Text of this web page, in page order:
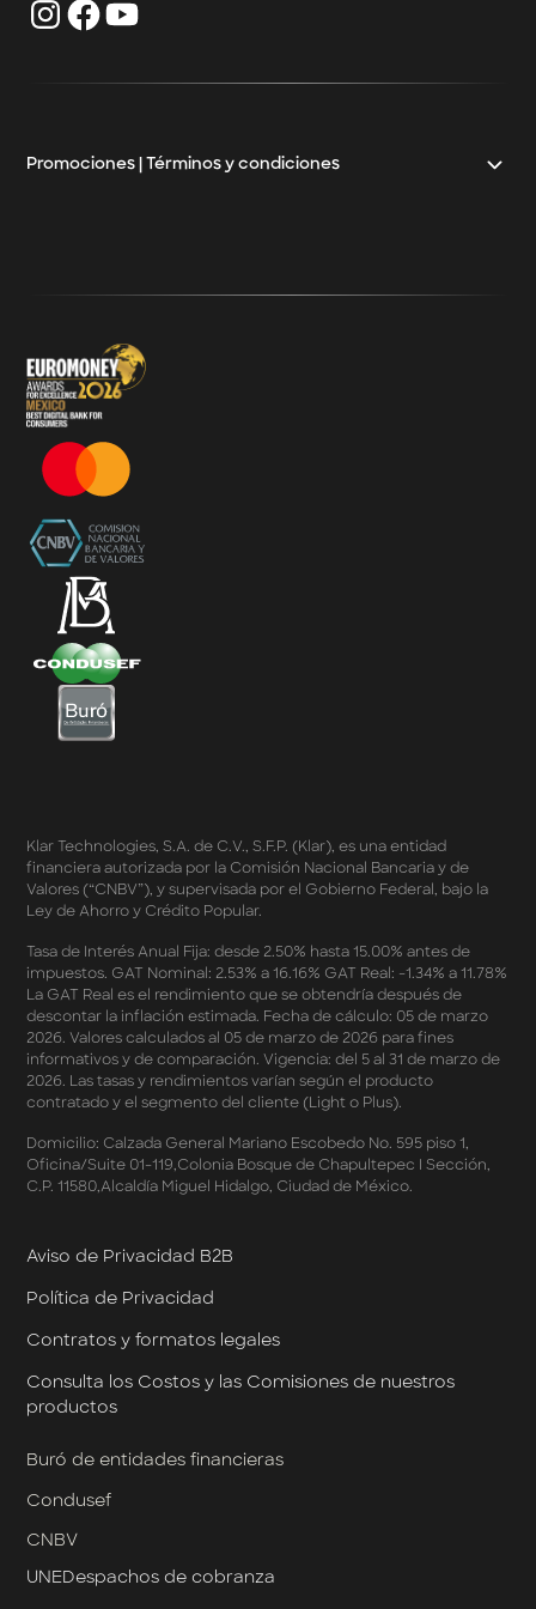
Préstamos para negocios
Klar Empresarial CAT
Promociones | Términos y condiciones
Términos y Condiciones - SplitK Tarjeta de Crédito No
Términos y Condiciones – Acceso a Klar Plus sin costo
Términos y Condiciones – 20% Cashback en
supermercados participantes
Términos y Condiciones Juegos de Mexico 2026
Términos y Condiciones - Amazon Prime Day 2026
Términos y Condiciones – Diferimiento de Compras
con 0% de Interés Desde App
Términos y Condiciones de Beneficios Uber Card
Powered by Klar
Klarfest - Mayo 2026
Klarfest - Día de las Madres 2026
Compra Mínima Klar Plus - SplitK 0% - Cashback
Starbucks 50% - Cashback 20% Décima Compra
Términos y Condiciones - Cashback Primera Compra
en Apple Pay
Términos y Condiciones - Mastercard te lleva a la
Términos y Condiciones – Fechas Dobles “3 de 3” 2026
Mercado Libre
Términos y Condiciones - Reducción Tasa de Interés en
Términos y Condiciones - Apartados - Tasas
Preferentes Febrero 2026
Términos y Condiciones - Programa de Cashback
AWIN
Pago de Servicios a MSI – Supermercados Enero -
Marzo 2026
Términos y Condiciones - Meses Sin Intereses y SplitK
Cashback
Términos y Condiciones Aplicables a la Tarjeta de
Apartados
Mastercard
Términos y Condiciones de Klar Plus
Klar Empresarial
Términos y Condiciones - Rendimiento Preferencial en
Cuentas Empresariales
Términos y Condiciones de Promociones de Klar
Términos y Condiciones de Promociones de Klar
Empresarial por Designación
Klar Technologies, S.A. de C.V., S.F.P. (Klar), es una entidad
financiera autorizada por la Comisión Nacional Bancaria y de
Valores (“CNBV”), y supervisada por el Gobierno Federal, bajo la
Ley de Ahorro y Crédito Popular.
Tasa de Interés Anual Fija: desde 2.50% hasta 15.00% antes de
impuestos. GAT Nominal: 2.53% a 16.16% GAT Real: -1.34% a 11.78%
La GAT Real es el rendimiento que se obtendría después de
descontar la inflación estimada. Fecha de cálculo: 05 de marzo
2026. Valores calculados al 05 de marzo de 2026 para fines
informativos y de comparación. Vigencia: del 5 al 31 de marzo de
2026. Las tasas y rendimientos varían según el producto
contratado y el segmento del cliente (Light o Plus).
Domicilio: Calzada General Mariano Escobedo No. 595 piso 1,
Oficina/Suite 01-119,Colonia Bosque de Chapultepec I Sección,
C.P. 11580,Alcaldía Miguel Hidalgo, Ciudad de México.
Aviso de Privacidad B2B
Política de Privacidad
Contratos y formatos legales
Consulta los Costos y las Comisiones de nuestros
productos
Buró de entidades financieras
Condusef
CNBV
UNEDespachos de cobranza